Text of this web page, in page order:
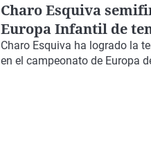
Charo Esquiva
Europa Infantil de
Charo Esquiva ha logrado la
en el campeonato de Europa